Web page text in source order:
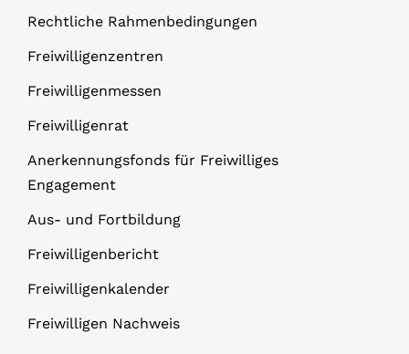
Rechtliche Rahmenbedingungen
Freiwilligenzentren
Freiwilligenmessen
Freiwilligenrat
Anerkennungsfonds für Freiwilliges
Engagement
Aus- und Fortbildung
Freiwilligenbericht
Freiwilligenkalender
Freiwilligen Nachweis